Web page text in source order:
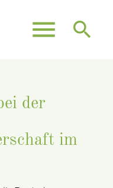
menu search
der
im